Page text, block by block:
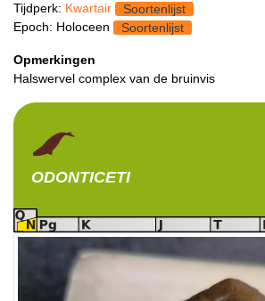
Tijdperk: Kwartair
Soortenlijst
Epoch: Holoceen
Soortenlijst
Opmerkingen
Halswervel complex van de bruinvis
ODONTICETI